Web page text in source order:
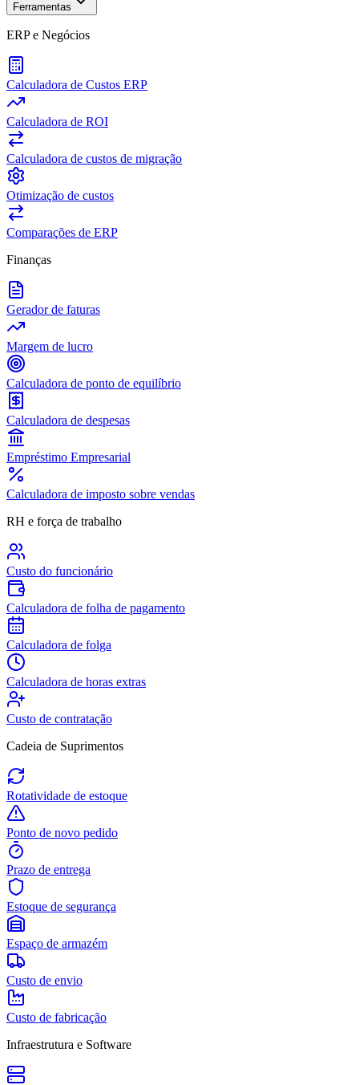
Ferramentas
ERP e Negócios
Calculadora de Custos ERP
Calculadora de ROI
Calculadora de custos de migração
Otimização de custos
Comparações de ERP
Finanças
Gerador de faturas
Margem de lucro
Calculadora de ponto de equilíbrio
Calculadora de despesas
Empréstimo Empresarial
Calculadora de imposto sobre vendas
RH e força de trabalho
Custo do funcionário
Calculadora de folha de pagamento
Calculadora de folga
Calculadora de horas extras
Custo de contratação
Cadeia de Suprimentos
Rotatividade de estoque
Ponto de novo pedido
Prazo de entrega
Estoque de segurança
Espaço de armazém
Custo de envio
Custo de fabricação
Infraestrutura e Software